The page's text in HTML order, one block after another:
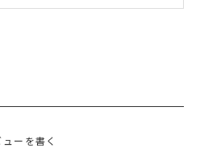
ューを書く